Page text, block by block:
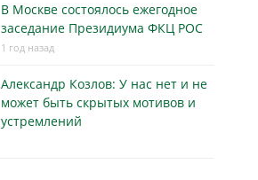
В Москве состоялось ежегодное
заседание Президиума ФКЦ РОС
1 год назад
Александр Козлов: У нас нет и не
может быть скрытых мотивов и
устремлений